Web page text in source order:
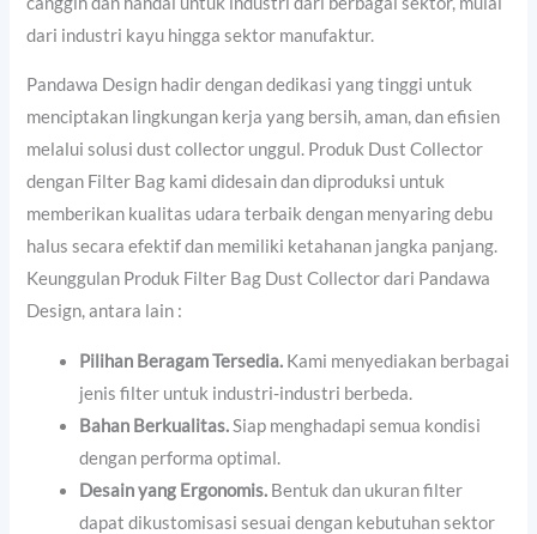
dari industri kayu hingga sektor manufaktur.
Pandawa Design hadir dengan dedikasi yang tinggi untuk
menciptakan lingkungan kerja yang bersih, aman, dan efisien
melalui solusi dust collector unggul. Produk Dust Collector
dengan Filter Bag kami didesain dan diproduksi untuk
memberikan kualitas udara terbaik dengan menyaring debu
halus secara efektif dan memiliki ketahanan jangka panjang.
Keunggulan Produk Filter Bag Dust Collector dari Pandawa
Design, antara lain :
Pilihan Beragam Tersedia. Kami menyediakan berbagai
jenis filter untuk industri-industri berbeda.
Bahan Berkualitas.Siap menghadapi semua kondisi
dengan performa optimal.
Desain yang Ergonomis. Bentuk dan ukuran filter
dapat dikustomisasi sesuai dengan kebutuhan sektor